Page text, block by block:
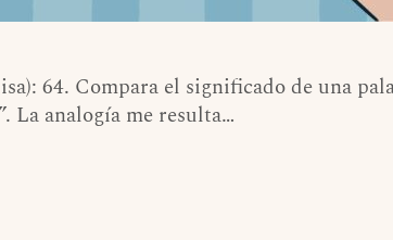
64. Compara el significado de una
La analogía me resulta…